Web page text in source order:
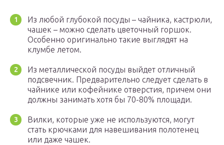
Из любой глубокой посуды – чайника, кастрюли,
чашек – можно сделать цветочный горшок.
Особенно оригинально такие выглядят на
клумбе летом.
Из металлической посуды выйдет отличный
подсвечник. Предварительно следует сделать в
чайнике или кофейнике отверстия, причем они
должны занимать хотя бы 70-80% площади.
Вилки, которые уже не используются, могут
стать крючками для навешивания полотенец
или даже чашек.